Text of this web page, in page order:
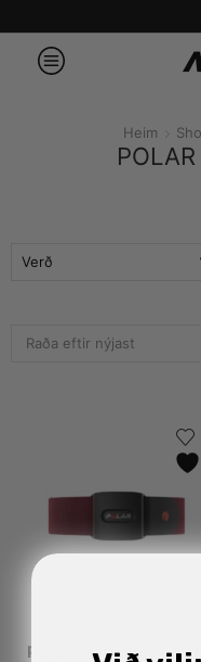
Heim
Verð
Polar Verity Sense OHR